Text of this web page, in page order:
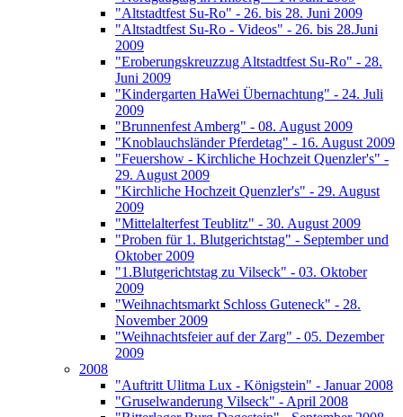
"Altstadtfest Su-Ro" - 26. bis 28. Juni 2009
"Altstadtfest Su-Ro - Videos" - 26. bis 28.Juni
2009
"Eroberungskreuzzug Altstadtfest Su-Ro" - 28.
Juni 2009
"Kindergarten HaWei Übernachtung" - 24. Juli
2009
"Brunnenfest Amberg" - 08. August 2009
"Knoblauchsländer Pferdetag" - 16. August 2009
"Feuershow - Kirchliche Hochzeit Quenzler's" -
29. August 2009
"Kirchliche Hochzeit Quenzler's" - 29. August
2009
"Mittelalterfest Teublitz" - 30. August 2009
"Proben für 1. Blutgerichtstag" - September und
Oktober 2009
"1.Blutgerichtstag zu Vilseck" - 03. Oktober
2009
"Weihnachtsmarkt Schloss Guteneck" - 28.
November 2009
"Weihnachtsfeier auf der Zarg" - 05. Dezember
2009
2008
"Auftritt Ulitma Lux - Königstein" - Januar 2008
"Gruselwanderung Vilseck" - April 2008